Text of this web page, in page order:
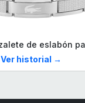
Ver historial →